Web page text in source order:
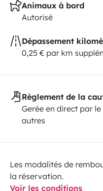
Animaux à bord
Autorisé
Dépassement
0,25 € par km
Règlement de la
Gerée en direct par
autres
Les modalités de
la réservation.
Voir les conditions